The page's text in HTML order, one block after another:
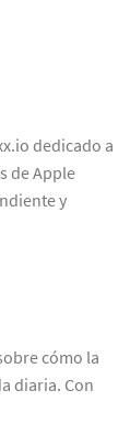
dedicado a
de Apple
y
cómo la
diaria. Con